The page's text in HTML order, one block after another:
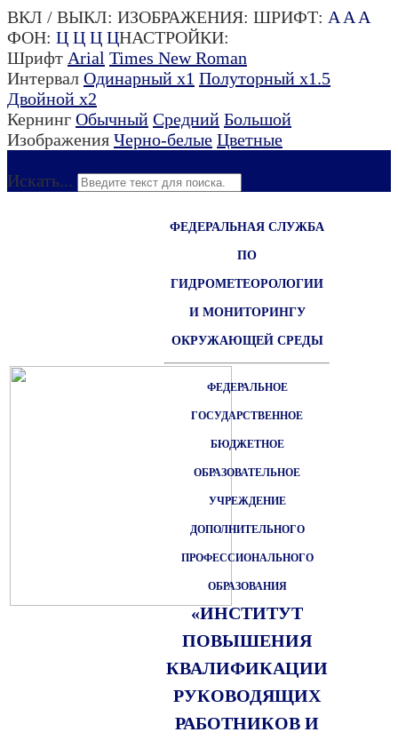
ВКЛ / ВЫКЛ: ИЗОБРАЖЕНИЯ: ШРИФТ: A A A
ФОН: Ц Ц Ц ЦНАСТРОЙКИ:
Шрифт Arial Times New Roman
Интервал Одинарный х1 Полуторный х1.5
Двойной х2
Кернинг Обычный Средний Большой
Изображения Черно-белые Цветные
Искать...
ФЕДЕРАЛЬНАЯ СЛУЖБА
ПО
ГИДРОМЕТЕОРОЛОГИИ
И МОНИТОРИНГУ
ОКРУЖАЮЩЕЙ СРЕДЫ
ФЕДЕРАЛЬНОЕ
ГОСУДАРСТВЕННОЕ
БЮДЖЕТНОЕ
ОБРАЗОВАТЕЛЬНОЕ
УЧРЕЖДЕНИЕ
ДОПОЛНИТЕЛЬНОГО
ПРОФЕССИОНАЛЬНОГО
ОБРАЗОВАНИЯ
«ИНСТИТУТ
ПОВЫШЕНИЯ
КВАЛИФИКАЦИИ
РУКОВОДЯЩИХ
РАБОТНИКОВ И